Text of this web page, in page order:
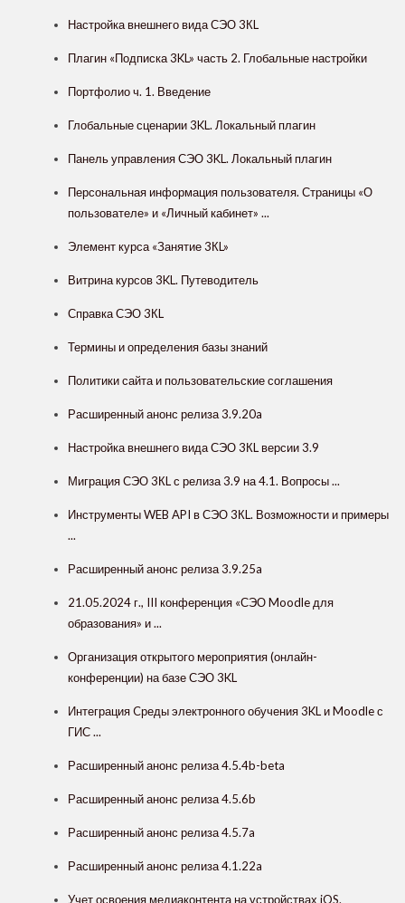
Настройка внешнего вида СЭО 3КL
Плагин «Подписка 3KL» часть 2. Глобальные настройки
Портфолио ч. 1. Введение
Глобальные сценарии 3KL. Локальный плагин
Панель управления СЭО 3KL. Локальный плагин
Персональная информация пользователя. Страницы «О
пользователе» и «Личный кабинет» ...
Элемент курса «Занятие 3КL»
Витрина курсов 3KL. Путеводитель
Справка СЭО 3КL
Термины и определения базы знаний
Политики сайта и пользовательские соглашения
Расширенный анонс релиза 3.9.20a
Настройка внешнего вида СЭО 3КL версии 3.9
Миграция СЭО 3КL с релиза 3.9 на 4.1. Вопросы ...
Инструменты WEB API в СЭО 3КL. Возможности и примеры
...
Расширенный анонс релиза 3.9.25a
21.05.2024 г., III конференция «СЭО Moodle для
образования» и ...
Организация открытого мероприятия (онлайн-
конференции) на базе СЭО 3KL
Интеграция Cреды электронного обучения 3KL и Moodle с
ГИС ...
Расширенный анонс релиза 4.5.4b-beta
Расширенный анонс релиза 4.5.6b
Расширенный анонс релиза 4.5.7a
Расширенный анонс релиза 4.1.22a
Учет освоения медиаконтента на устройствах iOS.